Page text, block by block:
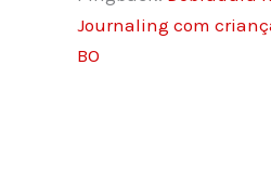
Journaling com
BO